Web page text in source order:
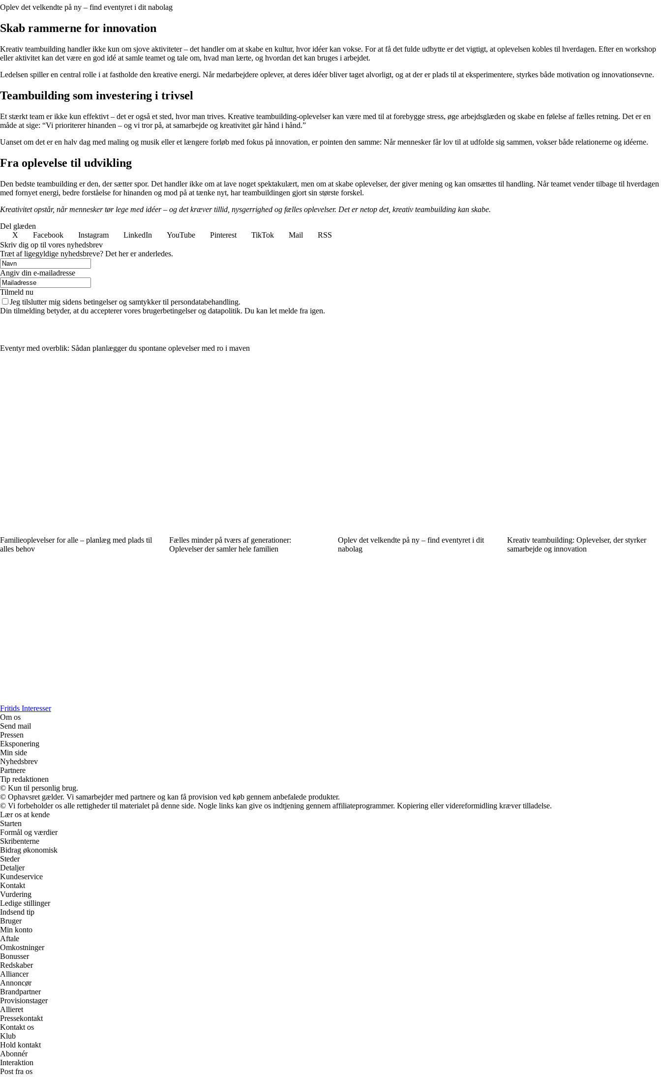
Oplev det velkendte på ny – find eventyret i dit nabolag
Skab rammerne for innovation
Kreativ teambuilding handler ikke kun om sjove aktiviteter – det handler om at skabe en kultur, hvor idéer kan vokse. For at få det fulde udbytte er det vigtigt, at oplevelsen kobles til hverdagen. Efter en workshop
eller aktivitet kan det være en god idé at samle teamet og tale om, hvad man lærte, og hvordan det kan bruges i arbejdet.
Ledelsen spiller en central rolle i at fastholde den kreative energi. Når medarbejdere oplever, at deres idéer bliver taget alvorligt, og at der er plads til at eksperimentere, styrkes både motivation og innovationsevne.
Teambuilding som investering i trivsel
Et stærkt team er ikke kun effektivt – det er også et sted, hvor man trives. Kreative teambuilding-oplevelser kan være med til at forebygge stress, øge arbejdsglæden og skabe en følelse af fælles retning. Det er en
måde at sige: “Vi prioriterer hinanden – og vi tror på, at samarbejde og kreativitet går hånd i hånd.”
Uanset om det er en halv dag med maling og musik eller et længere forløb med fokus på innovation, er pointen den samme: Når mennesker får lov til at udfolde sig sammen, vokser både relationerne og idéerne.
Fra oplevelse til udvikling
Den bedste teambuilding er den, der sætter spor. Det handler ikke om at lave noget spektakulært, men om at skabe oplevelser, der giver mening og kan omsættes til handling. Når teamet vender tilbage til hverdagen
med fornyet energi, bedre forståelse for hinanden og mod på at tænke nyt, har teambuildingen gjort sin største forskel.
Kreativitet opstår, når mennesker tør lege med idéer – og det kræver tillid, nysgerrighed og fælles oplevelser. Det er netop det, kreativ teambuilding kan skabe.
Del glæden
X
Facebook Instagram LinkedIn YouTube Pinterest TikTok Mail
RSS
Skriv dig op til vores nyhedsbrev
Træt af ligegyldige nyhedsbreve? Det her er anderledes.
Angiv din e-mailadresse
Tilmeld nu
Jeg tilslutter mig sidens betingelser og samtykker til persondatabehandling.
Din tilmelding betyder, at du accepterer vores brugerbetingelser og datapolitik. Du kan let melde fra igen.
Eventyr med overblik: Sådan planlægger du spontane oplevelser med ro i maven
Familieoplevelser for alle – planlæg med plads til
alles behov
Fælles minder på tværs af generationer:
Oplevelser der samler hele familien
Oplev det velkendte på ny – find eventyret i dit
nabolag
Kreativ teambuilding: Oplevelser, der styrker
samarbejde og innovation
Fritids Interesser
Om os
Send mail
Pressen
Eksponering
Min side
Nyhedsbrev
Partnere
Tip redaktionen
© Kun til personlig brug.
© Ophavsret gælder. Vi samarbejder med partnere og kan få provision ved køb gennem anbefalede produkter.
© Vi forbeholder os alle rettigheder til materialet på denne side. Nogle links kan give os indtjening gennem affiliateprogrammer. Kopiering eller videreformidling kræver tilladelse.
Lær os at kende
Starten
Formål og værdier
Skribenterne
Bidrag økonomisk
Steder
Detaljer
Kundeservice
Kontakt
Vurdering
Ledige stillinger
Indsend tip
Bruger
Min konto
Aftale
Omkostninger
Bonusser
Redskaber
Alliancer
Annoncør
Brandpartner
Provisionstager
Allieret
Pressekontakt
Kontakt os
Klub
Hold kontakt
Abonnér
Interaktion
Post fra os